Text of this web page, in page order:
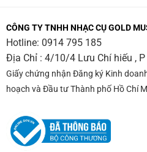
CÔNG TY TNHH NHẠC CỤ GOLD
Hotline: 0914 795 185
Địa Chỉ : 4/10/4 Lưu Chí hiếu , P
Giấy chứng nhận Đăng ký Kinh
hoạch và Đầu tư Thành phố Hồ Chí